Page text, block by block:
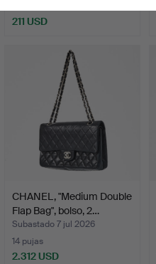
211 USD
CHANEL, "Medium Double
Flap Bag", bolso, 2…
Subastado 7 jul 2026
14 pujas
2.312 USD